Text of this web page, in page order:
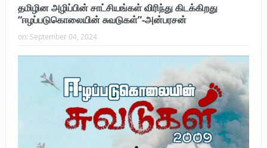
வரலாற்று ஆவணங்களின் வெளியீட்டு
முள்ளிவாய்க்கால்: செங்குருதி படிந்த வரலாற்றுச் சுவடு
புலிகளின் குரல் பொறுப்பாளர் திரு. தமிழன்பன் (ஜவான்) அவர்களின் புகழ்
வணக்க நிகழ்வும் ‘விடுதலைச் சிற்பி’ நூல் மற்றும் ‘ஜவான் – திடம் குன்றா
தீக்குரல்’ இசைப்பேழை வெளியீடும்.
தமிழின அழிப்பின் சாட்சியங்கள் விரிந்து கிடக்கிறது
“ஈழப்படுகொலையின் சுவடுகள்”-அன்பரசன்
on: September 04, 2024